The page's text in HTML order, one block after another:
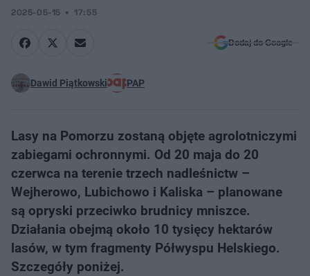
2025-05-15 17:55
Dodaj do Google
Dawid Piątkowski PAP
Lasy na Pomorzu zostaną objęte agrolotniczymi
zabiegami ochronnymi. Od 20 maja do 20
czerwca na terenie trzech nadleśnictw –
Wejherowo, Lubichowo i Kaliska – planowane
są opryski przeciwko brudnicy mniszce.
Działania obejmą około 10 tysięcy hektarów
lasów, w tym fragmenty Półwyspu Helskiego.
Szczegóły poniżej.